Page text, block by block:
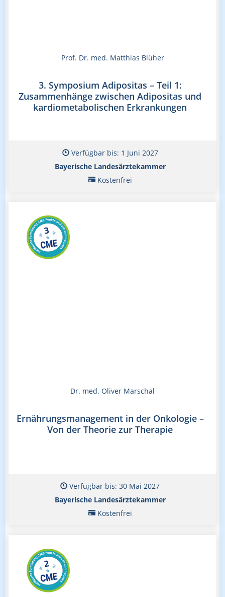
Prof. Dr. med. Matthias Blüher
3. Symposium Adipositas – Teil 1:
Zusammenhänge zwischen Adipositas und
kardiometabolischen Erkrankungen
Verfügbar bis: 1 Juni 2027
Bayerische Landesärztekammer
Kostenfrei
Dr. med. Oliver Marschal
Ernährungsmanagement in der Onkologie –
Von der Theorie zur Therapie
Verfügbar bis: 30 Mai 2027
Bayerische Landesärztekammer
Kostenfrei